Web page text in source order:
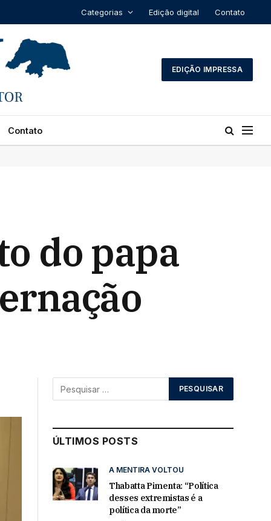
Categorias Edição digital Contato
EDIÇÃO IMPRESSA
Contato
do papa
ÚLTIMOS POSTS
A MENTIRA VOLTOU
Thabatta Pimenta: “Política
desses extremistas é a
política da morte”